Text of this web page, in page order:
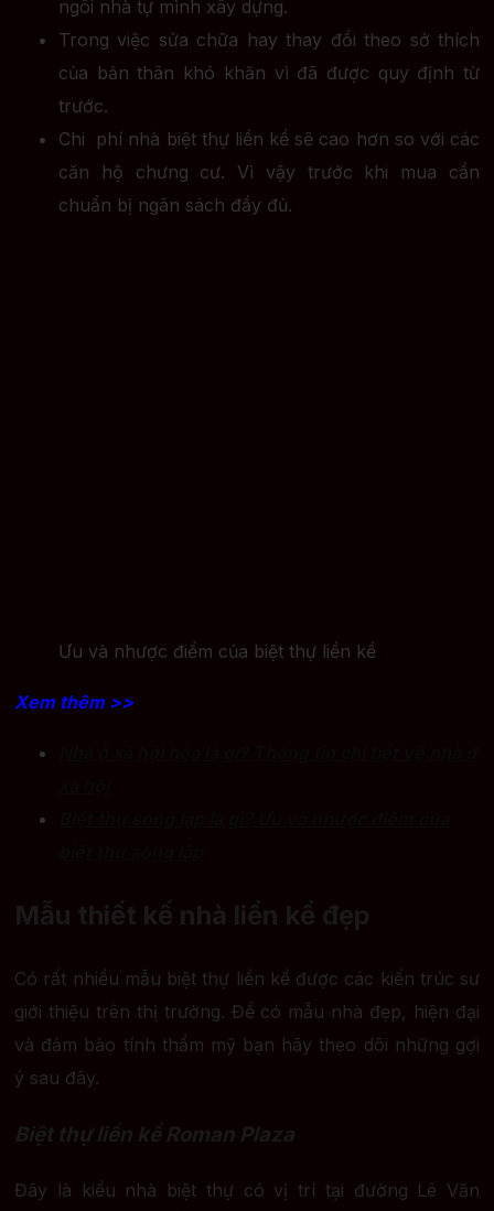
ngôi nhà tự mình xây dựng.
Trong việc sửa chữa hay thay đổi theo sở thích
của bản thân khó khăn vì đã được quy định từ
trước.
Chi phí nhà biệt thự liền kề sẽ cao hơn so với các
căn hộ chưng cư. Vì vậy trước khi mua cần
chuẩn bị ngân sách đầy đủ.
Ưu và nhược điểm của biệt thự liền kề
Xem thêm >>
Mẫu thiết kế nhà liền kề đẹp
Có rất nhiều mẫu biệt thự liền kề được các kiến trúc sư
giới thiệu trên thị trường. Để có mẫu nhà đẹp, hiện đại
và đảm bảo tính thẩm mỹ bạn hãy theo dõi những gợi
ý sau đây.
Biệt thự liền kề Roman Plaza
Đây là kiểu nhà biệt thự có vị trí tại đường Lê Văn